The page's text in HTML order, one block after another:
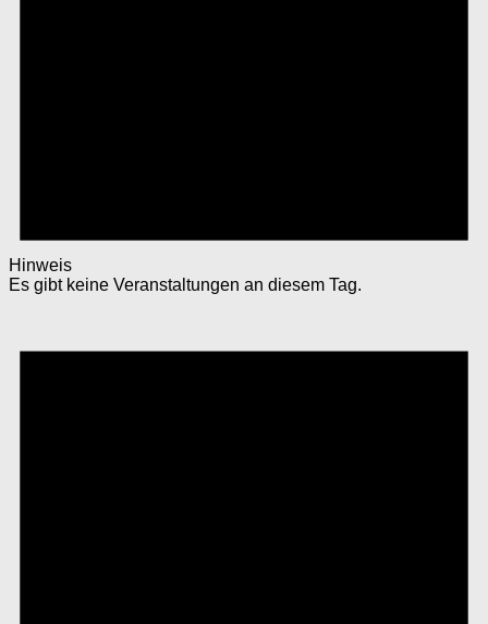
Hinweis
Es gibt keine Veranstaltungen an diesem Tag.